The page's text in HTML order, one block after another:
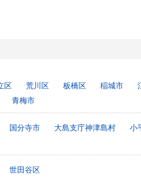
区 荒川区 板橋区 稲城市
青梅市
国分寺市 大島支庁神津島村 小
世田谷区